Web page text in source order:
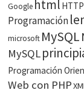
Google html HTTP
Programación
microsoft MySQL
MySQL
Programación
Web con PHP